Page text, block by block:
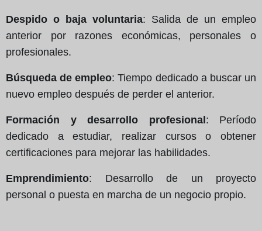
Despido o baja voluntaria: Salida de un empleo
anterior por razones económicas, personales o
profesionales.
Búsqueda de empleo: Tiempo dedicado a buscar un
nuevo empleo después de perder el anterior.
Formación y desarrollo profesional: Período
dedicado a estudiar, realizar cursos o obtener
certificaciones para mejorar las habilidades.
Emprendimiento: Desarrollo de un proyecto
personal o puesta en marcha de un negocio propio.